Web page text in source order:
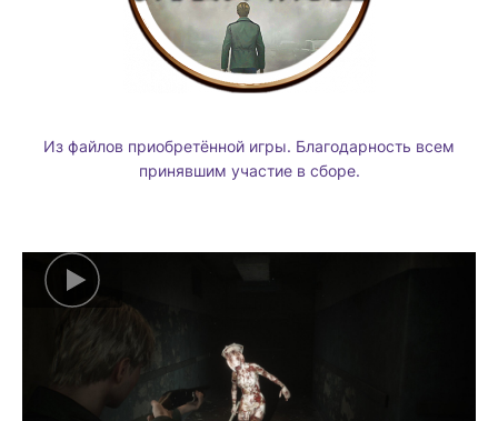
Из файлов приобретённой игры. Благодарность всем
принявшим участие в сборе.